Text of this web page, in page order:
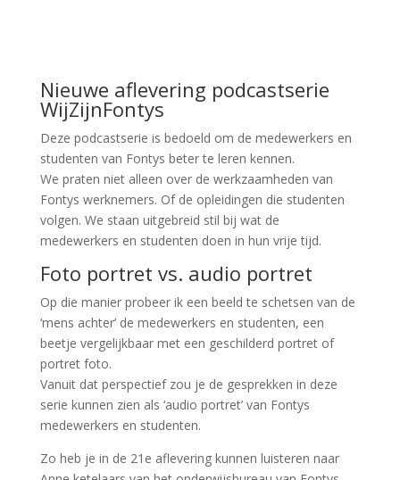
Nieuwe aflevering podcastserie
WijZijnFontys
Deze podcastserie is bedoeld om de medewerkers en
studenten van Fontys beter te leren kennen.
We praten niet alleen over de werkzaamheden van
Fontys werknemers. Of de opleidingen die studenten
volgen. We staan uitgebreid stil bij wat de
medewerkers en studenten doen in hun vrije tijd.
Foto portret vs. audio portret
Op die manier probeer ik een beeld te schetsen van de
‘mens achter’ de medewerkers en studenten, een
beetje vergelijkbaar met een geschilderd portret of
portret foto.
Vanuit dat perspectief zou je de gesprekken in deze
serie kunnen zien als ‘audio portret’ van Fontys
medewerkers en studenten.
Zo heb je in de 21e aflevering kunnen luisteren naar